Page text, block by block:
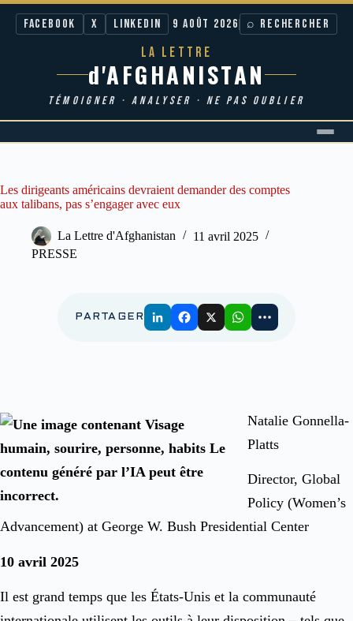
Facebook X LinkedIn 9 AOÛT 2026 ⌕ RECHERCHER
LA LETTRE
d'AFGHANISTAN
TÉMOIGNER · ANALYSER · NE PAS OUBLIER
Les dirigeants américains devraient demander des comptes
aux talibans, pas s’engager avec eux
La Lettre d'Afghanistan
11 avril 2025
PRESSE
PARTAGER
Natalie Gonnella-
Platts
Director, Global
Policy (Women’s
Advancement) at George W. Bush Presidential Center
10 avril 2025
Il est grand temps que les États-Unis et la communauté